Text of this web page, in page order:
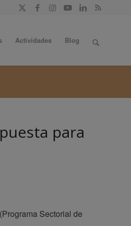
Actividades Blog
para
Sectorial de